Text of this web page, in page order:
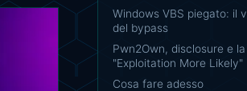
Windows VBS piegato: il
del bypass
Pwn2Own, disclosure e
"Exploitation More Likely"
Cosa fare adesso